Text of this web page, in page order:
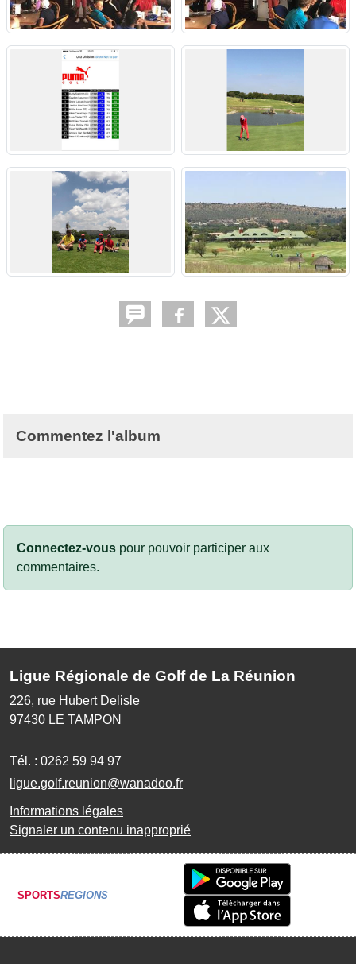
Commentez l'album
Connectez-vous pour pouvoir participer aux
commentaires.
Ligue Régionale de Golf de La Réunion
226, rue Hubert Delisle
97430 LE TAMPON
Tél. : 0262 59 94 97
ligue.golf.reunion@wanadoo.fr
Informations légales
Signaler un contenu inapproprié
SPORTSREGIONS